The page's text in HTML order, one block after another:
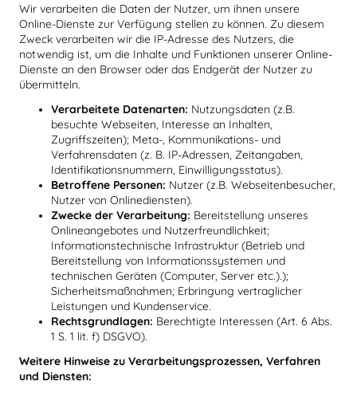
Wir verarbeiten die Daten der Nutzer, um ihnen unsere
Online-Dienste zur Verfügung stellen zu können. Zu diesem
Zweck verarbeiten wir die IP-Adresse des Nutzers, die
notwendig ist, um die Inhalte und Funktionen unserer Online-
Dienste an den Browser oder das Endgerät der Nutzer zu
übermitteln.
Verarbeitete Datenarten: Nutzungsdaten (z.B.
besuchte Webseiten, Interesse an Inhalten,
Zugriffszeiten); Meta-, Kommunikations- und
Verfahrensdaten (z. B. IP-Adressen, Zeitangaben,
Identifikationsnummern, Einwilligungsstatus).
Betroffene Personen: Nutzer (z.B. Webseitenbesucher,
Nutzer von Onlinediensten).
Zwecke der Verarbeitung: Bereitstellung unseres
Onlineangebotes und Nutzerfreundlichkeit;
Informationstechnische Infrastruktur (Betrieb und
Bereitstellung von Informationssystemen und
technischen Geräten (Computer, Server etc.).);
Sicherheitsmaßnahmen; Erbringung vertraglicher
Leistungen und Kundenservice.
Rechtsgrundlagen: Berechtigte Interessen (Art. 6 Abs.
1 S. 1 lit. f) DSGVO).
Weitere Hinweise zu Verarbeitungsprozessen, Verfahren
und Diensten: